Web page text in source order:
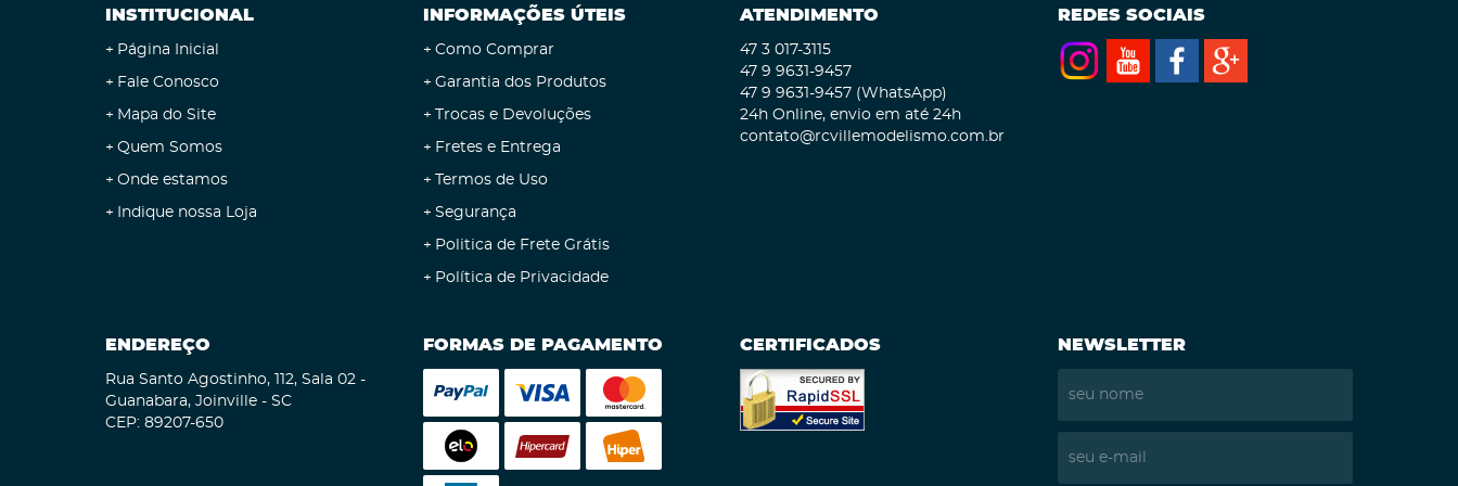
INSTITUCIONAL
Página Inicial
Fale Conosco
Mapa do Site
Quem Somos
Onde estamos
Indique nossa Loja
INFORMAÇÕES ÚTEIS
Como Comprar
Garantia dos Produtos
Trocas e Devoluções
Fretes e Entrega
Termos de Uso
Segurança
Politica de Frete Grátis
Política de Privacidade
ATENDIMENTO
47 3 017-3115
47 9 9631-9457
47 9 9631-9457 (WhatsApp)
24h Online, envio em até 24h
contato@rcvillemodelismo.com.br
REDES SOCIAIS
ENDEREÇO
Rua Santo Agostinho, 112, Sala 02 -
Guanabara, Joinville - SC
CEP: 89207-650
FORMAS DE PAGAMENTO CERTIFICADOS NEWSLETTER